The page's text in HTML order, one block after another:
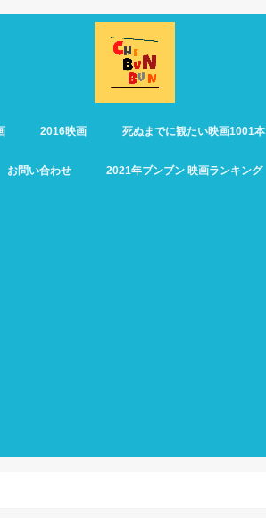
2016映画 死ぬまでに観たい映画1001本
お問い合わせ 2021年ブンブン 映画ランキング